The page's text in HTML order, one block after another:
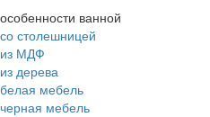
особенности ванной
со столешницей
из МДФ
из дерева
белая мебель
черная мебель